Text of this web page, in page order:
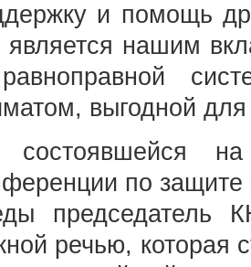
и помощь
является нашим
выгодной для
на
по
председатель
речью, которая